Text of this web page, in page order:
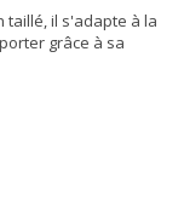
taillé, il s'adapte à la
grâce à sa